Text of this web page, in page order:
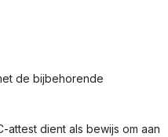
de bijbehorende
dient als bewijs om aan